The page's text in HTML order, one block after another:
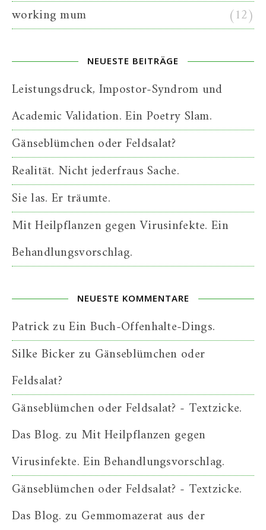
working mum
(12)
NEUESTE BEITRÄGE
Leistungsdruck, Impostor-Syndrom und
Academic Validation. Ein Poetry Slam.
Gänseblümchen oder Feldsalat?
Realität. Nicht jederfraus Sache.
Sie las. Er träumte.
Mit Heilpflanzen gegen Virusinfekte. Ein
Behandlungsvorschlag.
NEUESTE KOMMENTARE
PatrickzuEin Buch-Offenhalte-Dings.
Silke Bickerzu Gänseblümchen oder
Feldsalat?
Gänseblümchen oder Feldsalat? - Textzicke.
Das Blog. zu Mit Heilpflanzen gegen
Virusinfekte. Ein Behandlungsvorschlag.
Gänseblümchen oder Feldsalat? - Textzicke.
Das Blog. zu Gemmomazerat aus der